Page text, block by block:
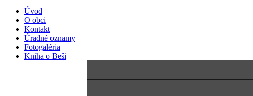
Úvod
O obci
Kontakt
Úradné oznamy
Fotogaléria
Kniha o Beši